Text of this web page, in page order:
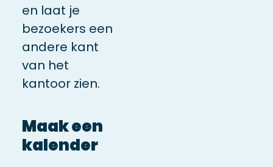
en laat je
bezoekers een
andere kant
van het
kantoor zien.
Maak een
kalender